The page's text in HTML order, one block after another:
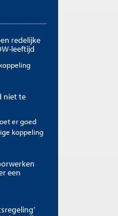
redelijke
leeftijd
niet te
er goed
koppeling
een